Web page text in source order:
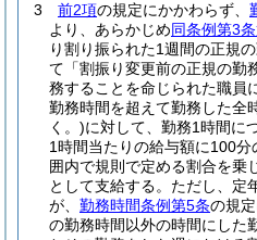
3
前2項の規定にかかわらず、
より、あらかじめ同条例第3
り割り振られた1週間の正規
て「割振り変更前の正規の勤
務することを命じられた職員
勤務時間を超えて勤務した全
く。)に対して、勤務1時間に
1時間当たりの給与額に100
囲内で規則で定める割合を乗
として支給する。 ただし、定
が、 勤務時間条例第5条の規
の勤務時間以外の時間にした